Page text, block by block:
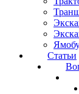
Статьи
29
39
49
59